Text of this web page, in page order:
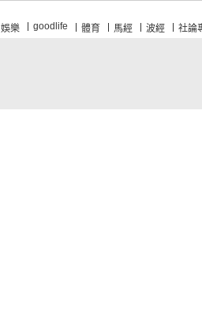
娛樂 goodlife 體育 馬經 波經 社論